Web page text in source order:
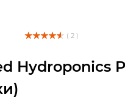
( 2 )
Hydroponics